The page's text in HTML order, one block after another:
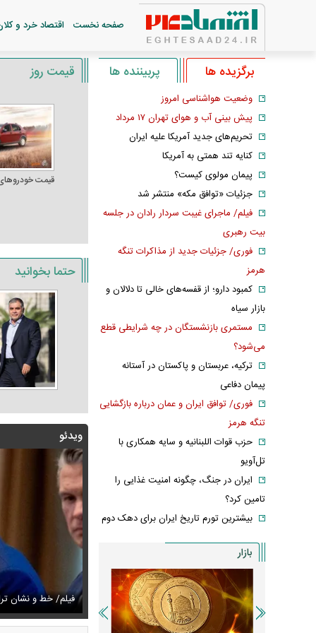
صفحه نخست اقتصاد خرد و
قیمت روز
قیمت
حتما بخوانید
ویدئو
قالیباف خواهش کردیم که رئیس تیم مذاکره‌کننده
فیلم/ خط و نشان
جدید صابر ابر در فضای مجازی پربازدید شد عکس دیده‌نشده
برگزیده ها پربیننده ها
وضعیت هواشناسی امروز
پیش بینی آب و هوای تهران ۱۷ مرداد
تحریم‌های جدید آمریکا علیه ایران
کنایه تند همتی به آمریکا
پیمان مولوی کیست؟
جزئیات «توافق مکه» منتشر شد
فیلم/ ماجرای غیبت سردار رادان در جلسه
بیت رهبری
فوری/ جزئیات جدید از مذاکرات تنگه
هرمز
کمبود دارو؛ از قفسه‌های خالی تا دلالان و
بازار سیاه
مستمری بازنشستگان در چه شرایطی قطع
می‌شود؟
ترکیه، عربستان و پاکستان در آستانه
پیمان دفاعی
فوری/ توافق ایران و عمان درباره بازگشایی
تنگه هرمز
حزب قوات اللبنانیه و سایه همکاری با
تل‌آویو
ایران در جنگ، چگونه امنیت غذایی را
تامین کرد؟
بیشترین تورم تاریخ ایران برای دهک دوم
بازار